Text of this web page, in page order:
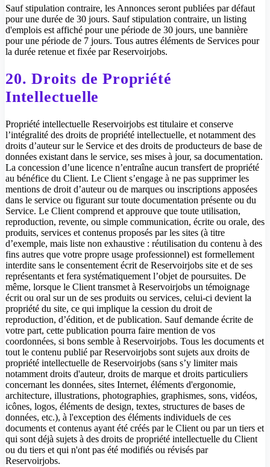
Sauf stipulation contraire, les Annonces seront publiées par défaut
pour une durée de 30 jours. Sauf stipulation contraire, un listing
d'emplois est affiché pour une période de 30 jours, une bannière
pour une période de 7 jours. Tous autres éléments de Services pour
la durée retenue et fixée par Reservoirjobs.
20. Droits de Propriété
Intellectuelle
Propriété intellectuelle Reservoirjobs est titulaire et conserve
l’intégralité des droits de propriété intellectuelle, et notamment des
droits d’auteur sur le Service et des droits de producteurs de base de
données existant dans le service, ses mises à jour, sa documentation.
La concession d’une licence n’entraîne aucun transfert de propriété
au bénéfice du Client. Le Client s’engage à ne pas supprimer les
mentions de droit d’auteur ou de marques ou inscriptions apposées
dans le service ou figurant sur toute documentation présente ou du
Service. Le Client comprend et approuve que toute utilisation,
reproduction, revente, ou simple communication, écrite ou orale, des
produits, services et contenus proposés par les sites (à titre
d’exemple, mais liste non exhaustive : réutilisation du contenu à des
fins autres que votre propre usage professionnel) est formellement
interdite sans le consentement écrit de Reservoirjobs site et de ses
représentants et fera systématiquement l’objet de poursuites. De
même, lorsque le Client transmet à Reservoirjobs un témoignage
écrit ou oral sur un de ses produits ou services, celui-ci devient la
propriété du site, ce qui implique la cession du droit de
reproduction, d’édition, et de publication. Sauf demande écrite de
votre part, cette publication pourra faire mention de vos
coordonnées, si bons semble à Reservoirjobs. Tous les documents et
tout le contenu publié par Reservoirjobs sont sujets aux droits de
propriété intellectuelle de Reservoirjobs (sans s’y limiter mais
notamment droits d'auteur, droits de marque et droits particuliers
concernant les données, sites Internet, éléments d'ergonomie,
architecture, illustrations, photographies, graphismes, sons, vidéos,
icônes, logos, éléments de design, textes, structures de bases de
données, etc.), à l'exception des éléments individuels de ces
documents et contenus ayant été créés par le Client ou par un tiers et
qui sont déjà sujets à des droits de propriété intellectuelle du Client
ou du tiers et qui n'ont pas été modifiés ou révisés par
Reservoirjobs.